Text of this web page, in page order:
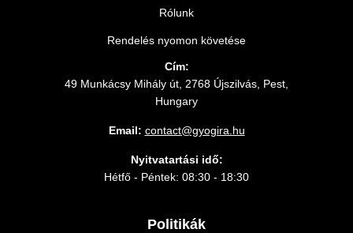
Rólunk
Rendelés nyomon követése
Cím:
49 Munkácsy Mihály út, 2768 Újszilvás, Pest,
Hungary
Email: contact@gyogira.hu
Nyitvatartási idő:
Hétfő - Péntek: 08:30 - 18:30
Politikák